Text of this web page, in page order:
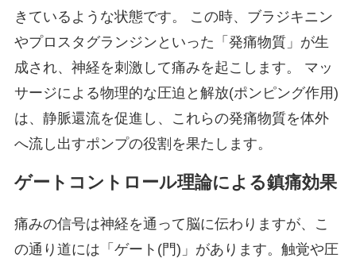
きているような状態です。 この時、ブラジキニン
やプロスタグランジンといった「発痛物質」が生
成され、神経を刺激して痛みを起こします。 マッ
サージによる物理的な圧迫と解放(ポンピング作用)
は、静脈還流を促進し、これらの発痛物質を体外
へ流し出すポンプの役割を果たします。
ゲートコントロール理論による鎮痛効果
痛みの信号は神経を通って脳に伝わりますが、こ
の通り道には「ゲート(門)」があります。触覚や圧